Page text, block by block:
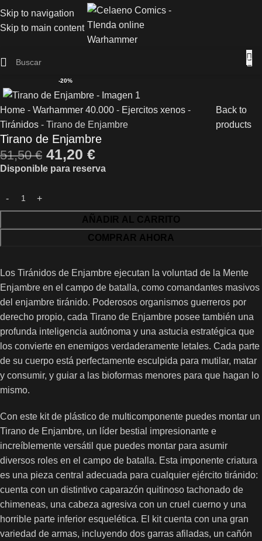
Skip to navigation
Skip to main content
-20%
Home - Warhammer 40.000 - Ejercitos xenos -
Tiránidos - Tirano de Enjambre
Back to
products
Tirano de Enjambre
51,50€ 41,20 €
Disponible para reserva
AÑADIR AL CARRITO
COMPRAR AHORA
Los Tiránidos de Enjambre ejecutan la voluntad de la Mente
Enjambre en el campo de batalla, como comandantes masivos
del enjambre tiránido. Poderosos organismos guerreros por
derecho propio, cada Tirano de Enjambre posee también una
profunda inteligencia autónoma y una astucia estratégica que
los convierte en enemigos verdaderamente letales. Cada parte
de su cuerpo está perfectamente esculpida para mutilar, matar
y consumir, y guiar a las bioformas menores para que hagan lo
mismo.
Con este kit de plástico de multicomponente puedes montar un
Tirano de Enjambre, un líder bestial impresionante e
increíblemente versátil que puedes montar para asumir
diversos roles en el campo de batalla. Esta imponente criatura
es una pieza central adecuada para cualquier ejército tiránido:
cuenta con un distintivo caparazón quitinoso tachonado de
chimeneas, una cabeza agresiva con un cruel cuerno y una
horrible parte inferior esquelética. El kit cuenta con una gran
variedad de armas, incluyendo dos garras afiladas, un cañón